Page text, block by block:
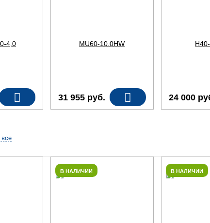
31 955 руб. 24 000
все
В НАЛИЧИИ В НАЛИЧИИ